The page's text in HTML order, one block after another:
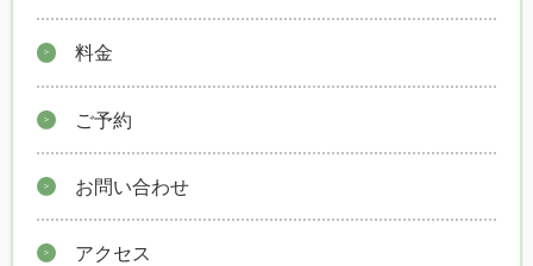
料金
ご予約
お問い合わせ
アクセス